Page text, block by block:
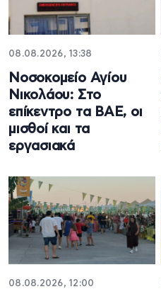
08.08.2026, 13:38
Νοσοκομείο Αγίου
Νικολάου: Στο
επίκεντρο τα ΒΑΕ, οι
μισθοί και τα
εργασιακά
08.08.2026, 12:00